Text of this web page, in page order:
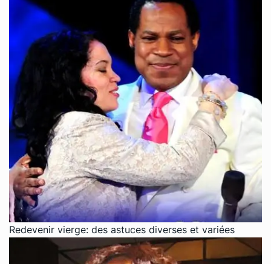
Redevenir vierge: des astuces diverses et variées